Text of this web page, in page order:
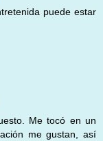
puede estar
Me tocó en un
me gustan, así